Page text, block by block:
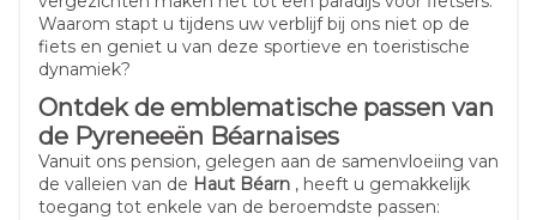
Waarom stapt u tijdens uw verblijf bij ons niet op de
fiets en geniet u van deze sportieve en toeristische
dynamiek?
Ontdek de emblematische passen van
de Pyreneeën Béarnaises
Vanuit ons pension, gelegen aan de samenvloeiing van
de valleien van de Haut Béarn , heeft u gemakkelijk
toegang tot enkele van de beroemdste passen: